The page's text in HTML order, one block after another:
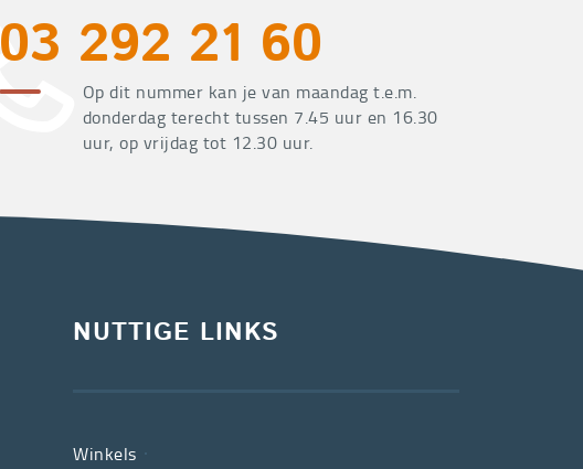
03 292 21 60
Op dit nummer kan je van maandag t.e.m.
donderdag terecht tussen 7.45 uur en 16.30
uur, op vrijdag tot 12.30 uur.
NUTTIGE LINKS
Winkels